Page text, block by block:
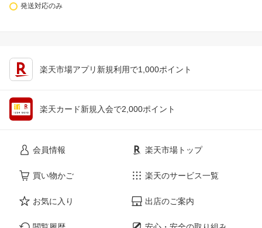
発送対応のみ
楽天市場アプリ新規利用で1,000ポイント
楽天カード新規入会で2,000ポイント
会員情報
買い物かご
お気に入り
楽天市場トップ
楽天のサービス一覧
出店のご案内